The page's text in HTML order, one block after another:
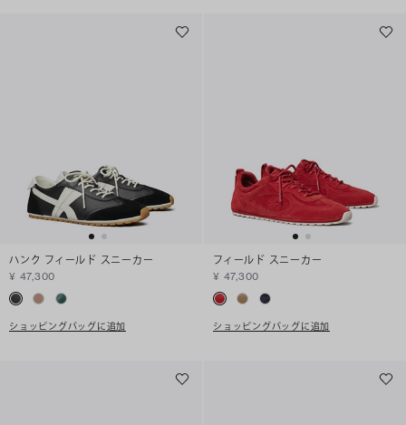
ハンク フィールド スニーカー
¥ 47,300
ショッピングバッグに追加
フィールド スニーカー
¥ 47,300
ショッピングバッグに追加